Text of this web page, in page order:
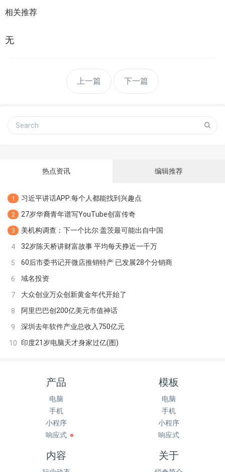
相关推荐
无
上一篇 下一篇
热点资讯 编辑推荐
1 习近平讲话APP:每个人都能找到兴趣点
2 27岁华裔青年谱写YouTube创富传奇
3 美机构调查：下一个比尔·盖茨最可能出自中国
4 32岁陈天桥讲财富故事 平均每天挣近一千万
5 60后市委书记开微店推销特产 已发展28个分销商
6 域名投资
7 大众创业万众创新黄金年代开始了
8 阿里巴巴创200亿美元市值神话
9 深圳去年软件产业总收入750亿元
10 印度21岁电脑天才身家过亿(图)
产品
电脑
手机
小程序
响应式
模板
电脑
手机
小程序
响应式
内容 关于